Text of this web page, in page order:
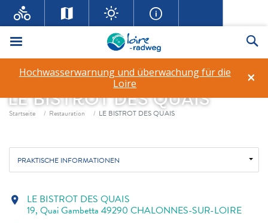
Menü
×
Hochwasserwarnung und überwachung für die
Loire
LE BISTROT DES QUAIS
Fil d'ariane
Startseite Restauration LE BISTROT DES QUAIS
PRAKTISCHE INFORMATIONEN
location_on LE BISTROT DES QUAIS
19, Quai Gambetta 49290 CHALONNES-SUR-LOIRE